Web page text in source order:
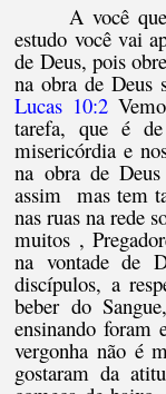
A você
estudo você vai
de Deus, pois
na obra de Deus
Lucas 10:2
tarefa, que é
misericórdia e
na obra de
assim mas tem
nas ruas na rede
muitos ,
na vontade de
discípulos, a
beber do
ensinando foram
vergonha não é
gostaram da